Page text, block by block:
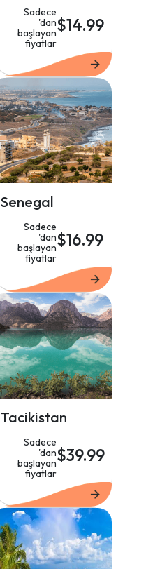
Sadece
'dan
başlayan
fiyatlar
$14.99
Senegal
Sadece
'dan
başlayan
fiyatlar
$16.99
Tacikistan
Sadece
'dan
başlayan
fiyatlar
$39.99